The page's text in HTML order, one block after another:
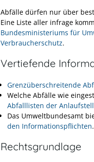
Abfälle dürfen nur über
Eine Liste aller infrage
Bundesministeriums für
Verbraucherschutz.
Vertiefende
Grenzüberschreitende
Welche Abfälle wie
Abfalllisten der
Das Umweltbundesamt
den Informationspflichten.
Rechtsgrundlage